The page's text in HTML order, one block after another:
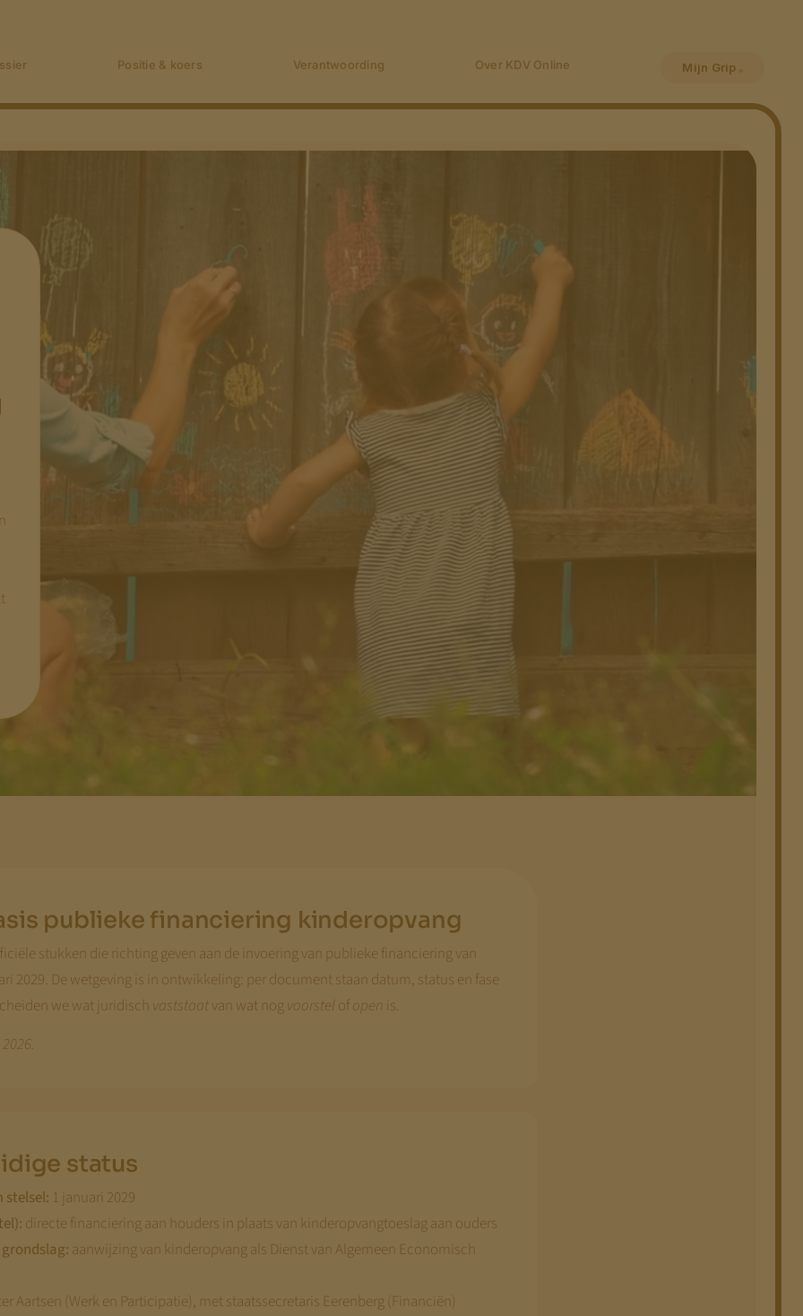
Positie & koers Verantwoording Over KDV Online Mijn Grip
publieke financiering kinderopvang
stukken die richting geven aan de invoering van publieke financiering van
2029. De wetgeving is in ontwikkeling: per document staan datum, status en fase
we wat juridisch vaststaatvan wat nogvoorstelof open is.
status
stelsel: 1 januari 2029
directe financiering aan houders in plaats van kinderopvangtoeslag aan ouders
aanwijzing van kinderopvang als Dienst van Algemeen Economisch
Aartsen (Werk en Participatie), met staatssecretaris Eerenberg (Financiën)